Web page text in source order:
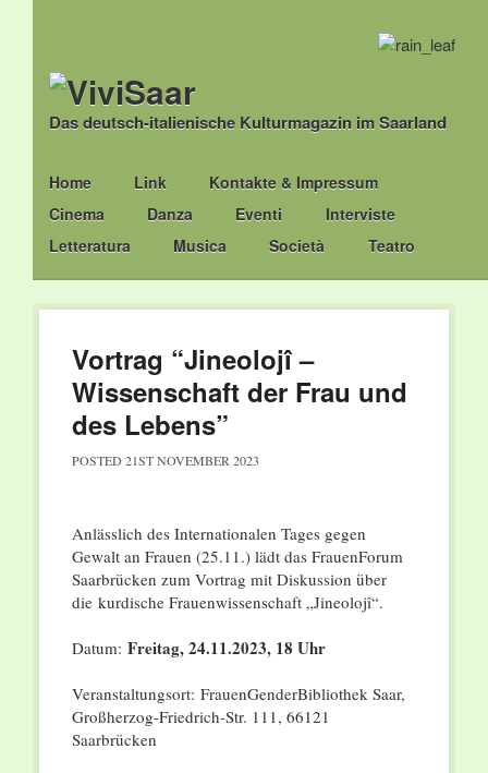
Das deutsch-italienische Kulturmagazin im Saarland
Main menu
Skip
to
content
Home Link
Kontakte & Impressum
Cinema
Danza Eventi
Interviste
Letteratura
Musica Società Teatro
Vortrag “Jineolojî –
Wissenschaft der Frau und
des Lebens”
POSTED 21ST NOVEMBER 2023
Anlässlich des Internationalen Tages gegen
Gewalt an Frauen (25.11.) lädt das FrauenForum
Saarbrücken zum Vortrag mit Diskussion über
die kurdische Frauenwissenschaft „Jineolojî“.
Datum: Freitag, 24.11.2023, 18 Uhr
Veranstaltungsort: FrauenGenderBibliothek Saar,
Großherzog-Friedrich-Str. 111, 66121
Saarbrücken